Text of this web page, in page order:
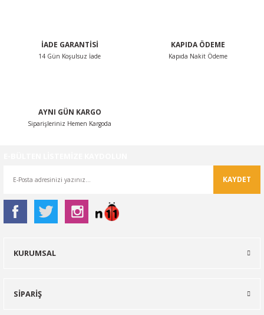
İADE GARANTİSİ
14 Gün Koşulsuz İade
KAPIDA ÖDEME
Kapıda Nakit Ödeme
AYNI GÜN KARGO
Siparişleriniz Hemen Kargoda
KAYDET
KURUMSAL
SİPARİŞ